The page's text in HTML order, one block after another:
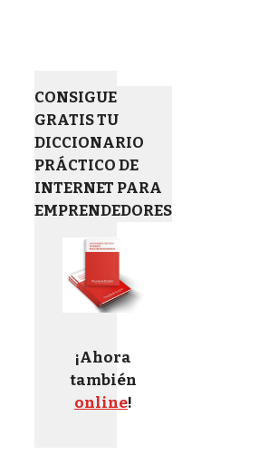
CONSIGUE
GRATIS TU
DICCIONARIO
PRÁCTICO DE
INTERNET PARA
EMPRENDEDORES
¡Ahora
también
online!